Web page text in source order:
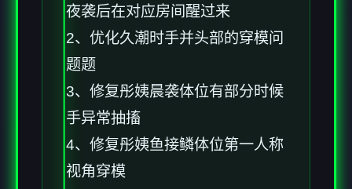
夜袭后在对应房间醒过来
2、优化久潮时手并头部的穿模问
题题
3、修复彤姨晨袭体位有部分时候
手异常抽搐
4、修复彤姨鱼接鳞体位第一人称
视角穿模